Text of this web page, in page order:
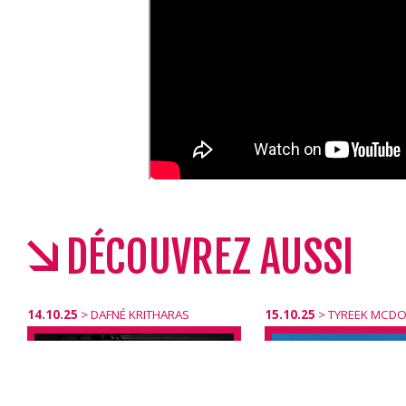
DÉCOUVREZ AUSSI
14.10.25 >DAFNÉ KRITHARAS 15.10.25 >TYREEK